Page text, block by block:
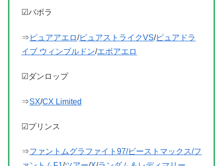
☑バボラ
⇒ ピュアアエロ/ピュアストライクVS/ピュアドラ
イブ ウィンブルドン/エボアエロ
☑ダンロップ
⇒SX/CX Limited
☑プリンス
⇒ファントムグラファイト97/ビーストマックス/フ